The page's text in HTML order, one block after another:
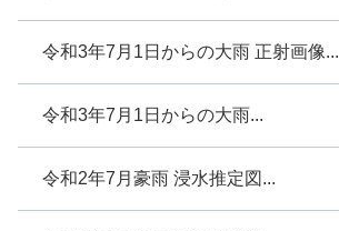
令和3年7月1日からの大雨 正射画像...
令和3年7月1日からの大雨...
令和2年7月豪雨 浸水推定図...